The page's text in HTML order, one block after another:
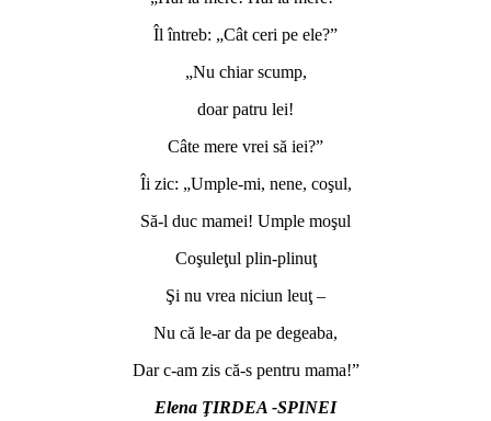
Îl întreb: „Cât ceri pe ele?”
„Nu chiar scump,
doar patru lei!
Câte mere vrei să iei?”
Îi zic: „Umple-mi, nene, coşul,
Să-l duc mamei! Umple moşul
Coşuleţul plin-plinuţ
Şi nu vrea niciun leuţ –
Nu că le-ar da pe degeaba,
Dar c-am zis că-s pentru mama!”
Elena ŢIRDEA -SPINEI